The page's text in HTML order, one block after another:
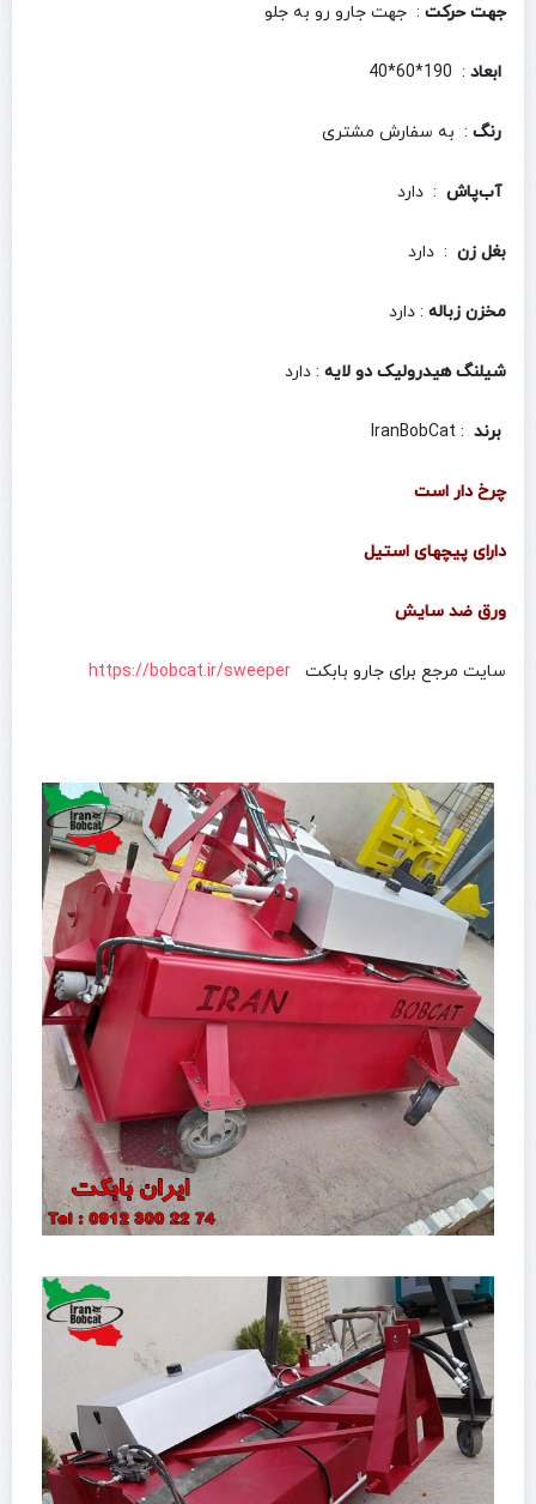
جهت حرکت : جهت جارو رو به جلو
ابعاد : 190*60*40
رنگ : به سفارش مشتری
آب‌پاش : دارد
بغل زن : دارد
مخزن زباله : دارد
شیلنگ هیدرولیک دو لایه : دارد
برند : IranBobCat
چرخ دار است
دارای پیچهای استیل
ورق ضد سایش
سایت مرجع برای جارو بابکت https://bobcat.ir/sweeper